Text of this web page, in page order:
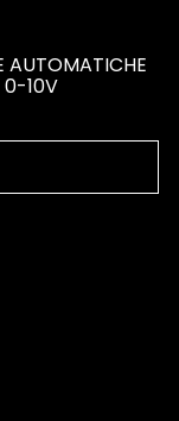
AUTOMATICHE
0-10V